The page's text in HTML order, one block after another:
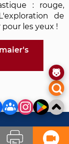
: rouge,
de
les yeux !